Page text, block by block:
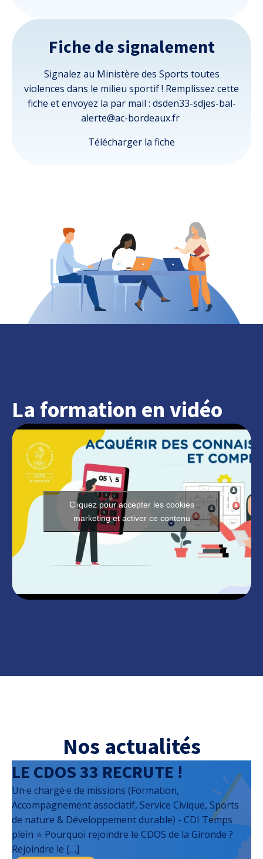
Fiche de signalement
Signalez au Ministère des Sports toutes
violences dans le milieu sportif ! Remplissez cette
fiche et envoyez la par mail : dsden33-sdjes-bal-
alerte@ac-bordeaux.fr
Télécharger la fiche
La formation en vidéo
Cliquez pour accepter les cookies
marketing et activer ce contenu
Nos actualités
LE CDOS 33 RECRUTE !
Un·e chargé·e de missions (Formation,
Accompagnement associatif, Service Civique, Sports
de nature & Développement durable) - CDI Temps
plein ⭐️ Pourquoi rejoindre le CDOS de la Gironde ?
Rejoindre le […]